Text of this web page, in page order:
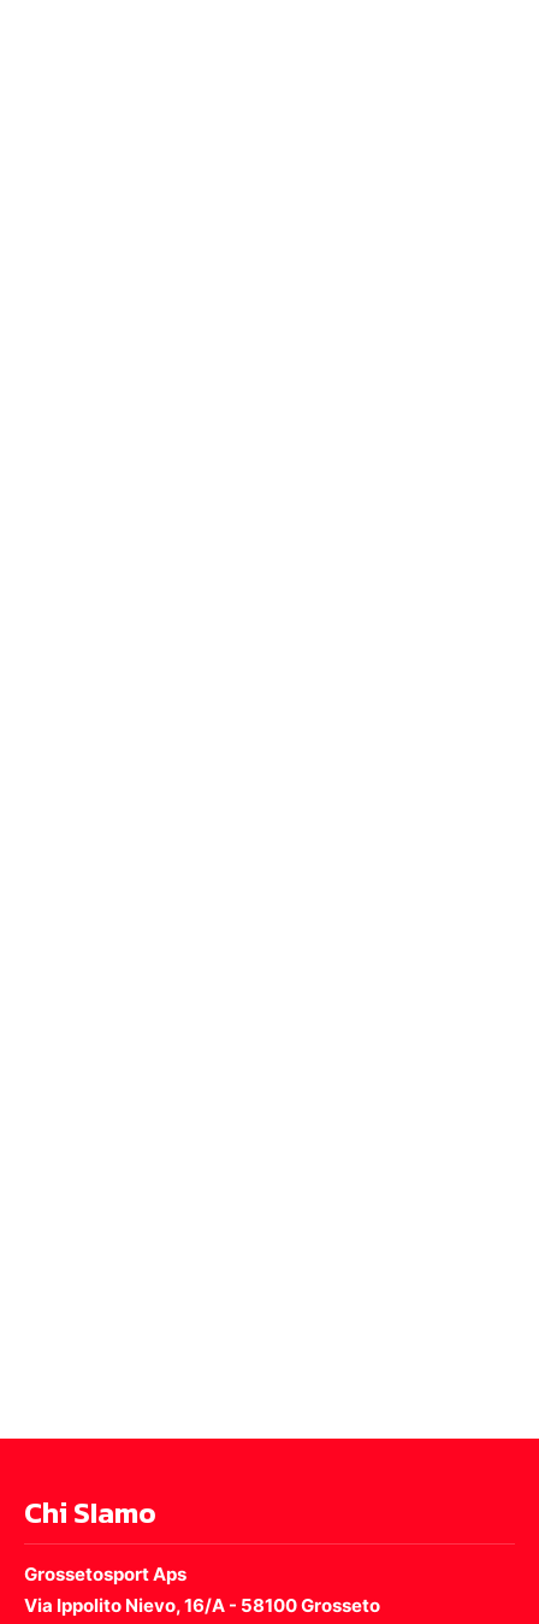
Chi SIamo
Grossetosport Aps
Via Ippolito Nievo, 16/A - 58100 Grosseto